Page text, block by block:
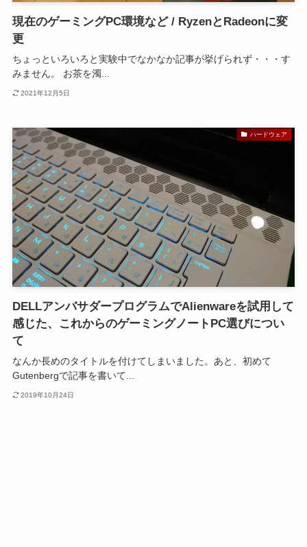
現在のゲーミングPC環境など / RyzenとRadeonに変
更
ちょっといろいろと実験中でなかなか記事が挙げられず・・・す
みません。 お茶を濁...
2021年12月5日
ハードウェア
DELLアンバサダープログラムでAlienwareを試用して
感じた、これからのゲーミングノートPC選びについ
て
なんか長めのタイトルを付けてしまいました。あと、初めて
Gutenbergで記事を書いて...
2019年10月24日